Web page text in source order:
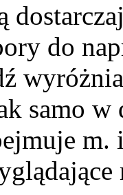
do
samo w
m.